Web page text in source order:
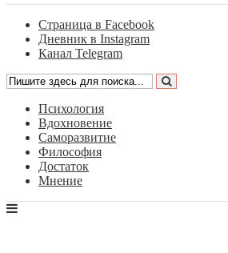
Страница в Facebook
Дневник в Instagram
Канал Telegram
Психология
Вдохновение
Саморазвитие
Философия
Достаток
Мнение